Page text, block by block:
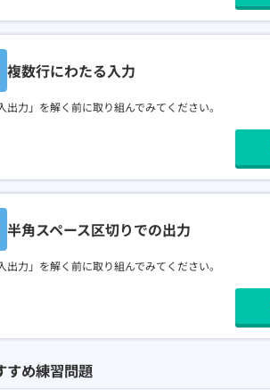
複数行にわたる入力
出力」を解く前に取り組んでみてください。
半角スペース区切りでの出力
出力」を解く前に取り組んでみてください。
すめ練習問題